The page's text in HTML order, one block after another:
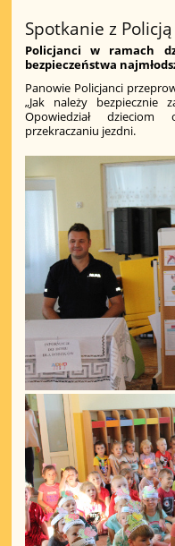
Spotkanie z Policją
Policjanci w ramach
bezpieczeństwa
Panowie Policjanci
„Jak należy
Opowiedział
przekraczaniu jezdni.